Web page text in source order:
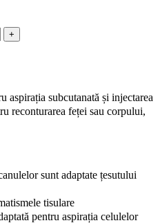
aspirația subcutanată și injectarea
reconturarea feței sau corpului,
sunt adaptate țesutului
tisulare
pentru aspirația celulelor